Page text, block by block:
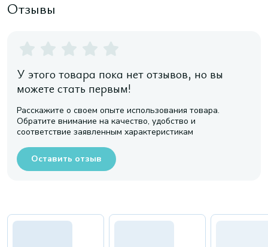
Отзывы
У этого товара пока нет отзывов, но вы
можете стать первым!
Расскажите о своем опыте использования товара.
Обратите внимание на качество, удобство и
соответствие заявленным характеристикам
Оставить отзыв